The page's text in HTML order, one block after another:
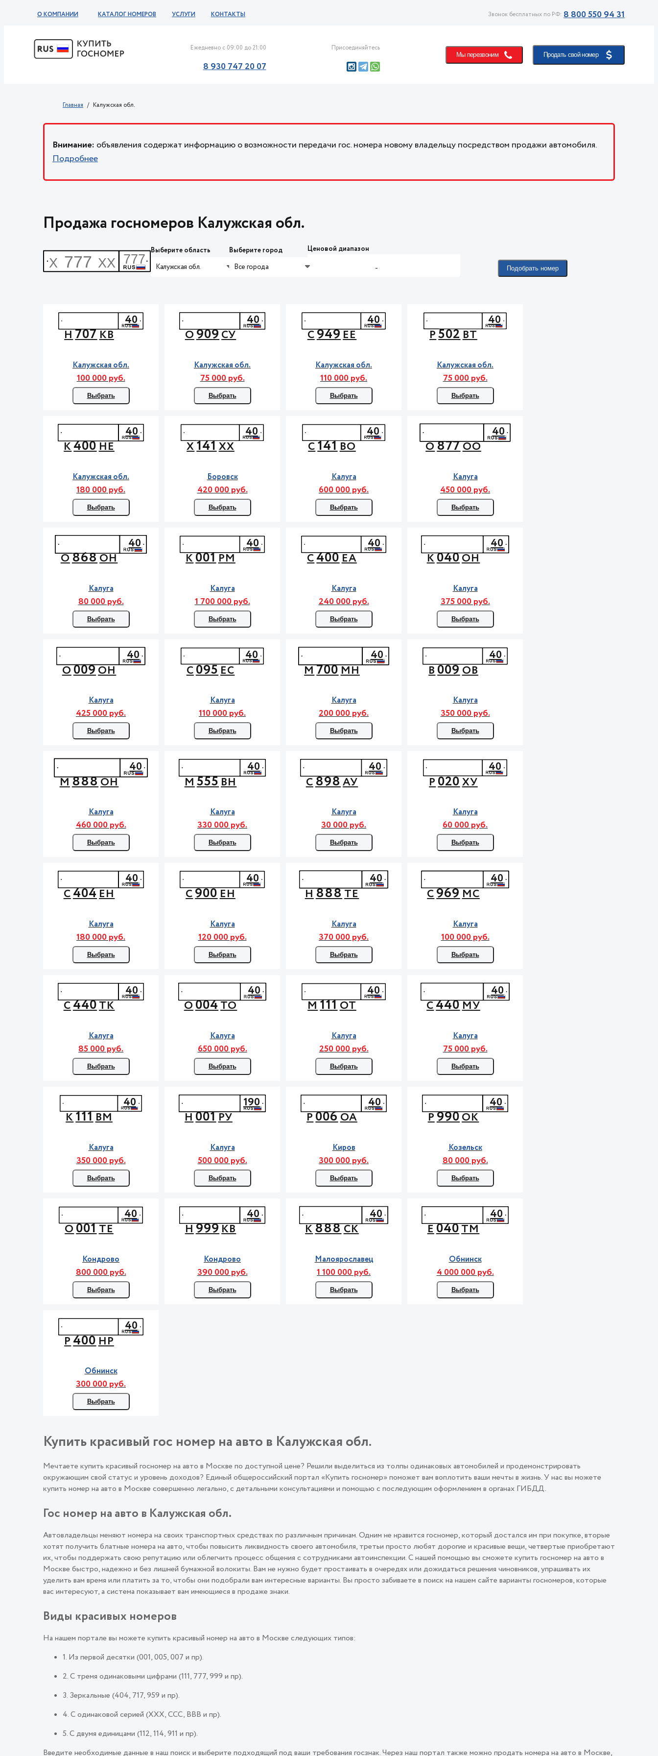
О КОМПАНИИ КАТАЛОГ НОМЕРОВ УСЛУГИ КОНТАКТЫ Звонок бесплатных по РФ: 8 800 550 94 31
Ежедневно с 09:00 до 21:00
8 930 747 20 07
Присоединяйтесь
Мы перезвоним Продать свой номер
Главная Калужская обл.
Внимание: объявления содержат информацию о возможности передачи гос. номера новому владельцу посредством продажи автомобиля.
Подробнее
Продажа госномеров Калужская обл.
Выберите область
Калужская обл.
Выберите город
Все города
Ценовой диапазон
- Подобрать номер
Н707КВ
40
Калужская обл.
100 000 руб.
Выбрать
О909СУ
40
Калужская обл.
75 000 руб.
Выбрать
С949ЕЕ
40
Калужская обл.
110 000 руб.
Выбрать
Р502ВТ
40
Калужская обл.
75 000 руб.
Выбрать
К400НЕ
40
Калужская обл.
180 000 руб.
Выбрать
Х141ХХ
40
Боровск
420 000 руб.
Выбрать
С141ВО
40
Калуга
600 000 руб.
Выбрать
О877ОО
40
Калуга
450 000 руб.
Выбрать
О868ОН
40
Калуга
80 000 руб.
Выбрать
К001РМ
40
Калуга
1 700 000 руб.
Выбрать
С400ЕА
40
Калуга
240 000 руб.
Выбрать
К040ОН
40
Калуга
375 000 руб.
Выбрать
О009ОН
40
Калуга
425 000 руб.
Выбрать
С095ЕС
40
Калуга
110 000 руб.
Выбрать
М700МН
40
Калуга
200 000 руб.
Выбрать
В009ОВ
40
Калуга
350 000 руб.
Выбрать
М888ОН
40
Калуга
460 000 руб.
Выбрать
М555ВН
40
Калуга
330 000 руб.
Выбрать
С898АУ
40
Калуга
30 000 руб.
Выбрать
Р020ХУ
40
Калуга
60 000 руб.
Выбрать
С404ЕН
40
Калуга
180 000 руб.
Выбрать
С900ЕН
40
Калуга
120 000 руб.
Выбрать
Н888ТЕ
40
Калуга
370 000 руб.
Выбрать
С969МС
40
Калуга
100 000 руб.
Выбрать
С440ТК
40
Калуга
85 000 руб.
Выбрать
О004ТО
40
Калуга
650 000 руб.
Выбрать
М111ОТ
40
Калуга
250 000 руб.
Выбрать
С440МУ
40
Калуга
75 000 руб.
Выбрать
К111ВМ
40
Калуга
350 000 руб.
Выбрать
Н001РУ
190
Калуга
500 000 руб.
Выбрать
Р006ОА
40
Киров
300 000 руб.
Выбрать
Р990ОК
40
Козельск
80 000 руб.
Выбрать
О001ТЕ
40
Кондрово
800 000 руб.
Выбрать
Н999КВ
40
Кондрово
390 000 руб.
Выбрать
К888СК
40
Малоярославец
1 100 000 руб.
Выбрать
Е040ТМ
40
Обнинск
4 000 000 руб.
Выбрать
Р400НР
40
Обнинск
300 000 руб.
Выбрать
Купить красивый гос номер на авто в Калужская обл.
Мечтаете купить красивый госномер на авто в Москве по доступной цене? Решили выделиться из толпы одинаковых автомобилей и продемонстрировать
окружающим свой статус и уровень доходов? Единый общероссийский портал «Купить госномер» поможет вам воплотить ваши мечты в жизнь. У нас вы можете
купить номер на авто в Москве совершенно легально, с детальными консультациями и помощью с последующим оформлением в органах ГИБДД.
Гос номер на авто в Калужская обл.
Автовладельцы меняют номера на своих транспортных средствах по различным причинам. Одним не нравится госномер, который достался им при покупке, вторые
хотят получить блатные номера на авто, чтобы повысить ликвидность своего автомобиля, третьи просто любят дорогие и красивые вещи, четвертые приобретают
их, чтобы поддержать свою репутацию или облегчить процесс общения с сотрудниками автоинспекции. С нашей помощью вы сможете купить госномер на авто в
Москве быстро, надежно и без лишней бумажной волокиты. Вам не нужно будет простаивать в очередях или дожидаться решения чиновников, упрашивать их
уделить вам время или платить за то, чтобы они подобрали вам интересные варианты. Вы просто забиваете в поиск на нашем сайте варианты госномеров, которые
вас интересуют, а система показывает вам имеющиеся в продаже знаки.
Виды красивых номеров
На нашем портале вы можете купить красивый номер на авто в Москве следующих типов:
1. Из первой десятки (001, 005, 007 и пр).
2. С тремя одинаковыми цифрами (111, 777, 999 и пр).
3. Зеркальные (404, 717, 959 и пр).
4. С одинаковой серией (ХХХ, ССС, ВВВ и пр).
5. С двумя единицами (112, 114, 911 и пр).
Введите необходимые данные в наш поиск и выберите подходящий под ваши требования госзнак. Через наш портал также можно продать номера на авто в Москве,